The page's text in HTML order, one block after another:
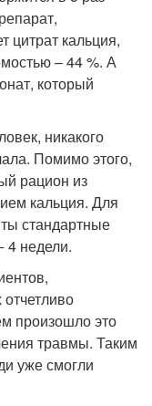
цитрат кальция,
– 44 %. А
который
никакого
Помимо этого,
рацион из
кальция. Для
стандартные
4 недели.
произошло это
травмы. Таким
уже смогли